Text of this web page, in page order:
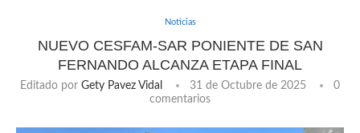
Noticias
NUEVO CESFAM-SAR PONIENTE DE SAN
FERNANDO ALCANZA ETAPA FINAL
Editado por Gety Pavez Vidal 31 de Octubre de 2025
0
comentarios